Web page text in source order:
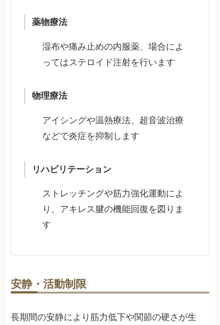
薬物療法
湿布や痛み止めの内服薬、場合によ
ってはステロイド注射を行います
物理療法
アイシングや温熱療法、超音波治療
などで炎症を抑制します
リハビリテーション
ストレッチングや筋力強化運動によ
り、アキレス腱の機能回復を図りま
す
安静・活動制限
長期間の安静により筋力低下や関節の硬さが生